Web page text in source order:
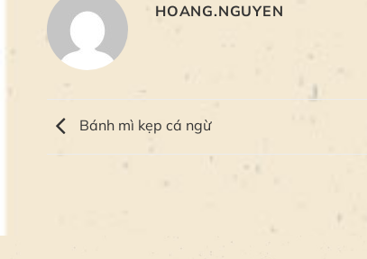
HOANG.NGUYEN
Bánh mì kẹp cá ngừ